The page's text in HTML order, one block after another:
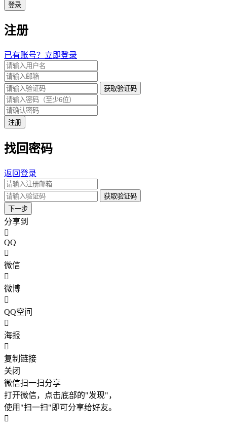
登录
注册
已有账号？立即登录
获取验证码
注册
找回密码
返回登录
获取验证码
下一步
分享到
QQ
微信
微博
QQ空间
海报
复制链接
关闭
微信扫一扫分享
打开微信，点击底部的"发现"，
使用"扫一扫"即可分享给好友。